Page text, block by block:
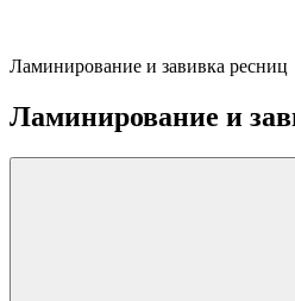
Ламинирование и завивка ресниц
Ламинирование и